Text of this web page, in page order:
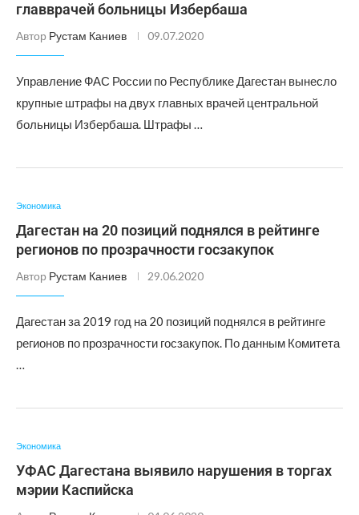
главврачей больницы Избербаша
Автор Рустам Каниев 09.07.2020
Управление ФАС России по Республике Дагестан вынесло
крупные штрафы на двух главных врачей центральной
больницы Избербаша. Штрафы …
Экономика
Дагестан на 20 позиций поднялся в рейтинге
регионов по прозрачности госзакупок
Автор Рустам Каниев 29.06.2020
Дагестан за 2019 год на 20 позиций поднялся в рейтинге
регионов по прозрачности госзакупок. По данным Комитета
…
Экономика
УФАС Дагестана выявило нарушения в торгах
мэрии Каспийска